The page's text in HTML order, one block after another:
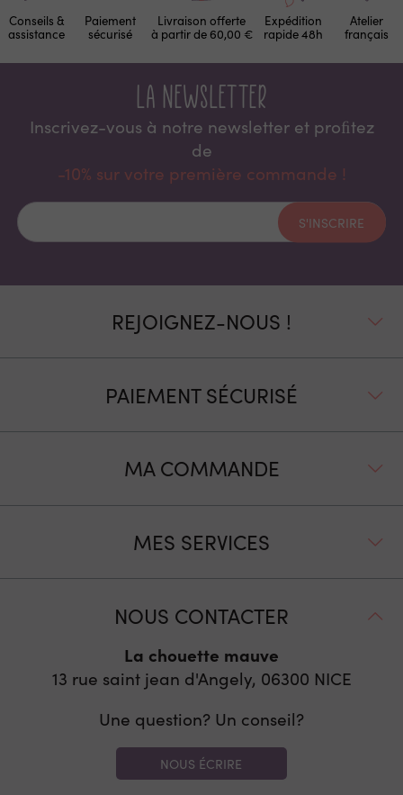
Conseils &
assistance
Paiement
sécurisé
Livraison offerte
à partir de 60,00 €
Expédition
rapide 48h
Atelier
français
La newsletter
Inscrivez-vous à notre newsletter et proﬁtez
de
-10% sur votre première commande !
S'INSCRIRE
REJOIGNEZ-NOUS !
PAIEMENT SÉCURISÉ
MA COMMANDE
MES SERVICES
NOUS CONTACTER
La chouette mauve
13 rue saint jean d'Angely, 06300 NICE
Une question? Un conseil?
NOUS ÉCRIRE